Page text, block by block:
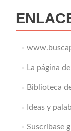
La página
Biblioteca
Ideas y
Suscríbase